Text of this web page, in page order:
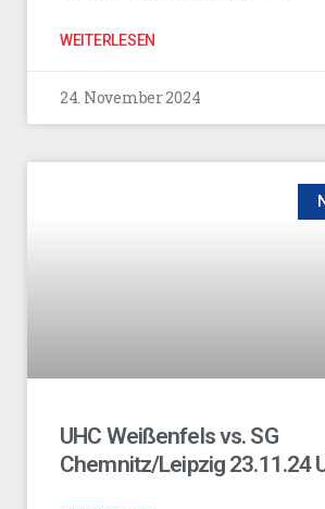
WEITERLESEN
24. November 2024
UHC Weißenfels vs. SG
Chemnitz/Leipzig 23.11.24